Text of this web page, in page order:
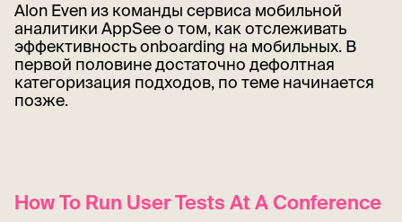
Alon Even из команды сервиса мобильной
аналитики AppSee о том, как отслеживать
эффективность onboarding на мобильных. В
первой половине достаточно дефолтная
категоризация подходов, по теме начинается
позже.
How To Run User Tests At A Conference